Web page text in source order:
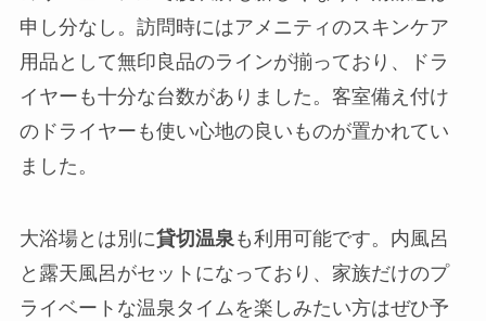
申し分なし。訪問時にはアメニティのスキンケア
用品として無印良品のラインが揃っており、ドラ
イヤーも十分な台数がありました。客室備え付け
のドライヤーも使い心地の良いものが置かれてい
ました。
大浴場とは別に貸切温泉も利用可能です。内風呂
と露天風呂がセットになっており、家族だけのプ
ライベートな温泉タイムを楽しみたい方はぜひ予